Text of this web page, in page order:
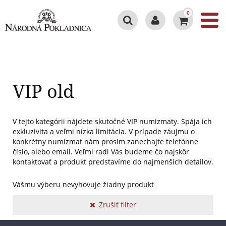
0
VIP old
V tejto kategórii nájdete skutočné VIP numizmaty. Spája ich
exkluzivita a veľmi nízka limitácia. V prípade záujmu o
konkrétny numizmat nám prosím zanechajte telefónne
číslo, alebo email. Veľmi radi Vás budeme čo najskôr
kontaktovať a produkt predstavíme do najmenších detailov.
Vášmu výberu nevyhovuje žiadny produkt
Zrušiť filter